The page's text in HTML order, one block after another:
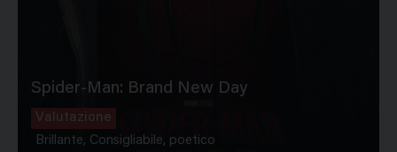
Spider-Man: Brand New Day
Valutazione
Brillante, Consigliabile, poetico